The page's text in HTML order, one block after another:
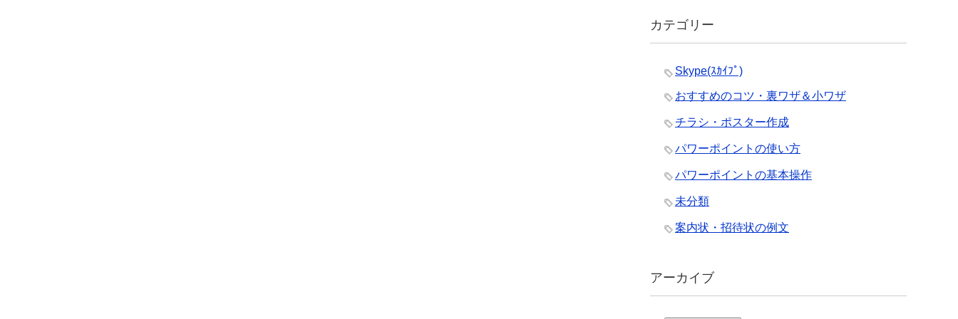
カテゴリー
Skype(ｽｶｲﾌﾟ)
おすすめのコツ・裏ワザ＆小ワザ
チラシ・ポスター作成
パワーポイントの使い方
パワーポイントの基本操作
未分類
案内状・招待状の例文
アーカイブ